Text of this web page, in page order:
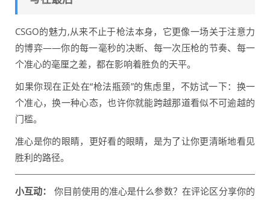
CSGO的魅力,从来不止于枪法本身，它更像一场关于注意力
的博弈——你的每一毫秒的决断、每一次压枪的节奏、每一
个准心的毫厘之差，都在影响着胜负的天平。
如果你现在正处在“枪法瓶颈”的焦虑里，不妨试一下：换一
个准心，换一种心态，也许你就能跨越那道看似不可逾越的
门槛。
准心是你的眼睛，更好看的眼睛，是为了让你更清晰地看见
胜利的路径。
小互动：
你目前使用的准心是什么参数？在评论区分享你的